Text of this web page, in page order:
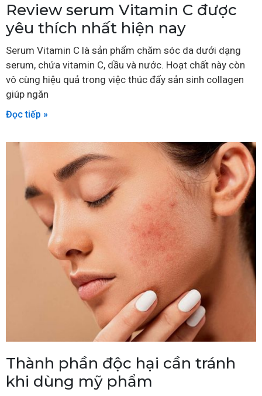
Review serum Vitamin C được
yêu thích nhất hiện nay
Serum Vitamin C là sản phẩm chăm sóc da dưới dạng
serum, chứa vitamin C, dầu và nước. Hoạt chất này còn
vô cùng hiệu quả trong việc thúc đẩy sản sinh collagen
giúp ngăn
Đọc tiếp »
Thành phần độc hại cần tránh
khi dùng mỹ phẩm